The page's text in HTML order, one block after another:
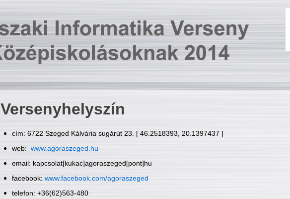
Versenyhelyszín
cím: 6722 Szeged Kálvária sugárút 23. [ 46.2518393, 20.1397437 ]
web: www.agoraszeged.hu
email: kapcsolat[kukac]agoraszeged[pont]hu
facebook: www.facebook.com/agoraszeged
telefon: +36(62)563-480